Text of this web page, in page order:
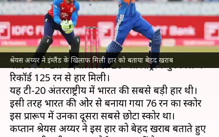
श्रेयस अय्यर ने इंग्लैंड के खिलाफ मिली हार को बताया बेहद खराब
लेखन भारत शर्मा Jul 08, 2026 01:46 pm
क्या है खबर?
भारतीय क्रिकेट टीमकोइंग्लैंड क्रिकेट टीमके खिलाफ
नॉटिंघम में खेले गए तीसरे टी-20 अंतरराष्ट्रीय मुकाबले में
रिकॉर्ड 125 रन से हार मिली।
यह टी-20 अंतरराष्ट्रीय में भारत की सबसे बड़ी हार थी।
इसी तरह भारत की ओर से बनाया गया 76 रन का स्कोर
इस प्रारूप में उनका दूसरा सबसे छोटा स्कोर था।
कप्तान श्रेयस अय्यर ने इस हार को बेहद खराब बताते हुए